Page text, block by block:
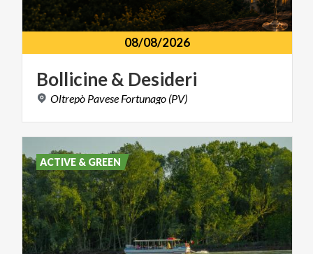
08/08/2026
Bollicine& Desideri
Oltrepò Pavese Fortunago (PV)
ACTIVE & GREEN